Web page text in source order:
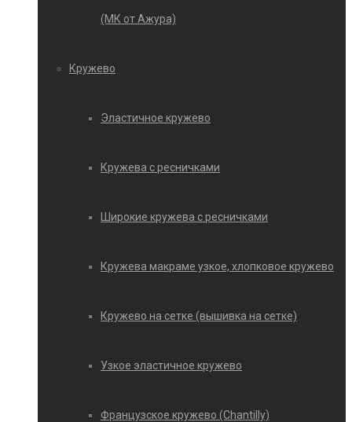
(МК от Ажура)
Кружево
Эластичное кружево
Кружева с ресничками
Широкие кружева с ресничками
Кружева макраме узкое, хлопковое кружево
Кружево на сетке (вышивка на сетке)
Узкое эластичное кружево
Французское кружево (Chantilly)